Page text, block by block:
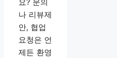
요? 문의
나 리뷰제
안, 협업
요청은 언
제든 환영